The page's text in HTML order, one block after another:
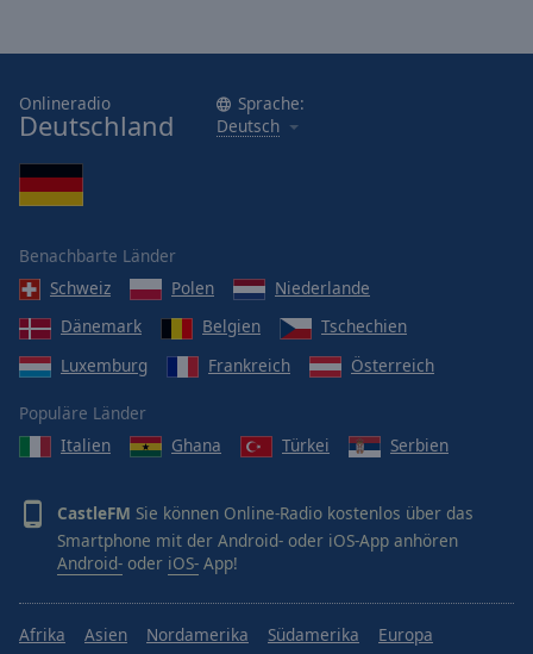
Onlineradio
Deutschland
Sprache:
Deutsch
Benachbarte Länder
Schweiz
Polen
Niederlande
Dänemark
Belgien
Tschechien
Luxemburg
Frankreich Österreich
Populäre Länder
Italien
Ghana Türkei Serbien
CastleFM Sie können Online-Radio kostenlos über das
Smartphone mit der Android- oder iOS-App anhören
Android- oder iOS- App!
Afrika Asien Nordamerika Südamerika
Europa